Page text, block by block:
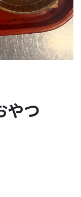
やつ